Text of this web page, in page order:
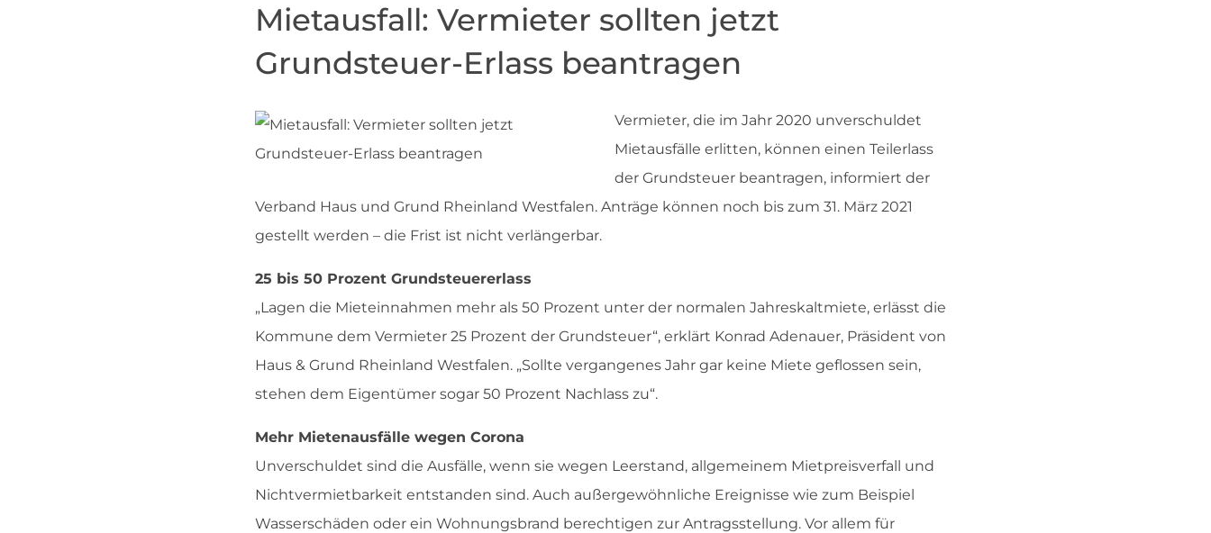
Mietausfall: Vermieter sollten jetzt
Grundsteuer-Erlass beantragen
Vermieter, die im Jahr 2020 unverschuldet
Mietausfälle erlitten, können einen Teilerlass
der Grundsteuer beantragen, informiert der
Verband Haus und Grund Rheinland Westfalen. Anträge können noch bis zum 31. März 2021
gestellt werden – die Frist ist nicht verlängerbar.
25 bis 50 Prozent Grundsteuererlass
„Lagen die Mieteinnahmen mehr als 50 Prozent unter der normalen Jahreskaltmiete, erlässt die
Kommune dem Vermieter 25 Prozent der Grundsteuer“, erklärt Konrad Adenauer, Präsident von
Haus & Grund Rheinland Westfalen. „Sollte vergangenes Jahr gar keine Miete geflossen sein,
stehen dem Eigentümer sogar 50 Prozent Nachlass zu“.
Mehr Mietenausfälle wegen Corona
Unverschuldet sind die Ausfälle, wenn sie wegen Leerstand, allgemeinem Mietpreisverfall und
Nichtvermietbarkeit entstanden sind. Auch außergewöhnliche Ereignisse wie zum Beispiel
Wasserschäden oder ein Wohnungsbrand berechtigen zur Antragsstellung. Vor allem für